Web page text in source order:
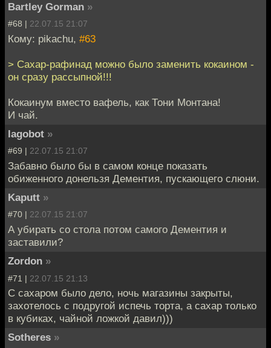
Bartley Gorman »
#68 | 22.07.15 21:07
Кому: pikachu, #63
> Сахар-рафинад можно было заменить кокаином -
он сразу рассыпной!!!
Кокаинум вместо вафель, как Тони Монтана!
И чай.
lagobot »
#69 | 22.07.15 21:07
Забавно было бы в самом конце показать
обиженного донельзя Дементия, пускающего слюни.
Kaputt »
#70 | 22.07.15 21:07
А убирать со стола потом самого Дементия и
заставили?
Zordon »
#71 | 22.07.15 21:13
С сахаром было дело, ночь магазины закрыты,
захотелось с подругой испечь торта, а сахар только
в кубиках, чайной ложкой давил)))
Sotheres »